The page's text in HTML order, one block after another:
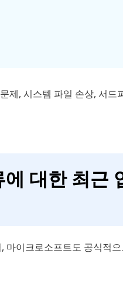
제, 시스템 파일 손상, 서드
대한 최근
이크로소프트도 공식적